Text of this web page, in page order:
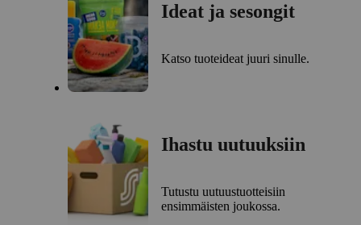
Ideat ja sesongit
Katso tuoteideat juuri sinulle.
Ihastu uutuuksiin
Tutustu uutuustuotteisiin
ensimmäisten joukossa.